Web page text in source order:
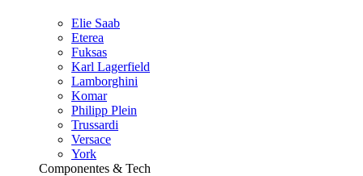
Elie Saab
Eterea
Fuksas
Karl Lagerfield
Lamborghini
Komar
Philipp Plein
Trussardi
Versace
York
Componentes & Tech